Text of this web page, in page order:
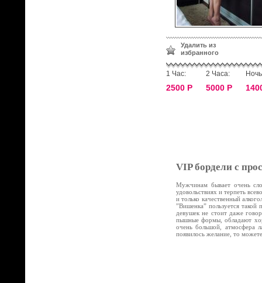
Удалить из
избранного
1 Час:
2500 Р
2 Часа:
5000 Р
VIP бордели с
Мужчинам бывает очень
удовольствиях и терпеть
и только качественный
”Вишенка” пользуется
девушек не стоит даже
пышные формы, обладают
очень большой, атмосфера
появилось желание, то